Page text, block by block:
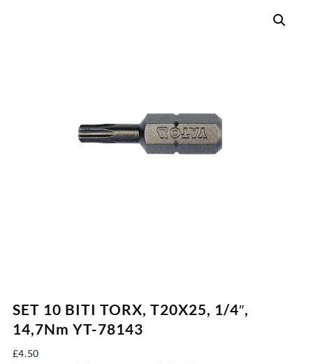
SET 10 BITI TORX, T20X25, 1/4″,
14,7Nm YT-78143
£4.50